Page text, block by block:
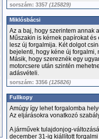
sorszám: 3357 (125829)
Miklósbácsi
Az a baj, hogy szerintem annak
Műszakin is kérnek papírokat
lesz új forgalmija. Két dolgot
bejelenti, hogy kéne új forgalmi,
Másik, hogy szereznék egy
motorcsere után szintén
adásvételi.
sorszám: 3356 (125826)
Fullkopy
Amúgy így lehet forgalomba
Az eljárásokra vonatkozó
A járművek tulajdonjog-
december 31-ig kiállított